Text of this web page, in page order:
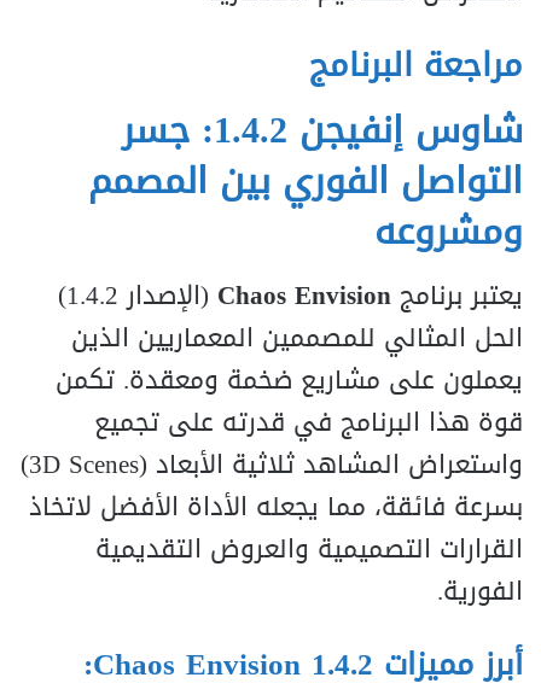
مراجعة البرنامج
شاوس إنفيجن 1.4.2: جسر
التواصل الفوري بين المصمم
ومشروعه
يعتبر برنامج Chaos Envision
(الإصدار 1.4.2)
الحل المثالي للمصممين المعماريين الذين
يعملون على مشاريع ضخمة ومعقدة. تكمن
قوة هذا البرنامج في قدرته على تجميع
واستعراض المشاهد ثلاثية الأبعاد (3D Scenes)
بسرعة فائقة، مما يجعله الأداة الأفضل لاتخاذ
القرارات التصميمية والعروض التقديمية
الفورية.
أبرز مميزات Chaos Envision 1.4.2: